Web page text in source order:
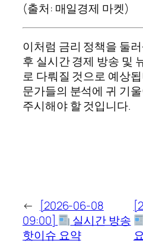
(출처: 매일경제 마켓)
이처럼 금리 정책을 둘
후 실시간 경제 방송 및
로 다뤄질 것으로 예상
문가들의 분석에 귀 기
주시해야 할 것입니다.
← [2026-06-08
09:00]
실시간 방송
핫이슈 요약